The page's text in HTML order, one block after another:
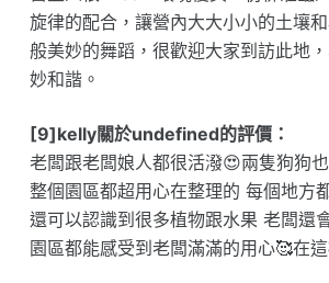
旋律的配合，讓營內大大小小的土壤
般美妙的舞蹈，很歡迎大家到訪此地
妙和諧。
[9]kelly關於undefined的評價：
老闆跟老闆娘人都很活潑😍兩隻狗狗
整個園區都超用心在整理的 每個地方
還可以認識到很多植物跟水果 老闆還
園區都能感受到老闆滿滿的用心🥰在